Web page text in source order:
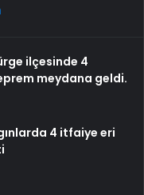
ilçesinde 4
meydana geldi.
4 itfaiye eri